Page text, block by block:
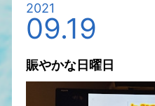
2021
09.19
賑やかな日曜日